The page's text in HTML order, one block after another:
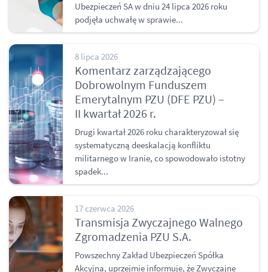
Ubezpieczeń SA w dniu 24 lipca 2026 roku
podjęła uchwałę w sprawie...
8 lipca 2026
Komentarz zarządzającego
Dobrowolnym Funduszem
Emerytalnym PZU (DFE PZU) –
II kwartał 2026 r.
Drugi kwartał 2026 roku charakteryzował się
systematyczną deeskalacją konfliktu
militarnego w Iranie, co spowodowało istotny
spadek...
17 czerwca 2026
Transmisja Zwyczajnego Walnego
Zgromadzenia PZU S.A.
Powszechny Zakład Ubezpieczeń Spółka
Akcyjna, uprzejmie informuje, że Zwyczajne